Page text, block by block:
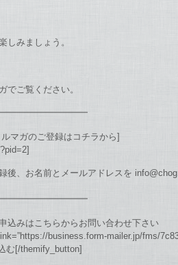
しみましょう。
でご覧ください。
マガのご登録はコチラから]
、お名前とメールアドレスを
込みはこちらからお問い合わせ下さい
business.form-mailer.jp/fms/
む[/themify_button]